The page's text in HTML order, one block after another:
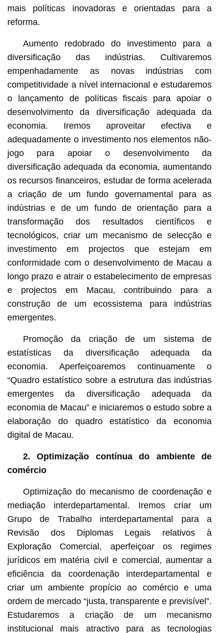
mais políticas inovadoras e orientadas para a
reforma.
Aumento redobrado do investimento para a
diversificação das indústrias. Cultivaremos
empenhadamente as novas indústrias com
competitividade a nível internacional e estudaremos
o lançamento de políticas fiscais para apoiar o
desenvolvimento da diversificação adequada da
economia. Iremos aproveitar efectiva e
adequadamente o investimento nos elementos não-
jogo para apoiar o desenvolvimento da
diversificação adequada da economia, aumentando
os recursos financeiros, estudar de forma acelerada
a criação de um fundo governamental para as
indústrias e de um fundo de orientação para a
transformação dos resultados científicos e
tecnológicos, criar um mecanismo de selecção e
investimento em projectos que estejam em
conformidade com o desenvolvimento de Macau a
longo prazo e atrair o estabelecimento de empresas
e projectos em Macau, contribuindo para a
construção de um ecossistema para indústrias
emergentes.
Promoção da criação de um sistema de
estatísticas da diversificação adequada da
economia. Aperfeiçoaremos continuamente o
“Quadro estatístico sobre a estrutura das indústrias
emergentes da diversificação adequada da
economia de Macau” e iniciaremos o estudo sobre a
elaboração do quadro estatístico da economia
digital de Macau.
2. Optimização contínua do ambiente de
comércio
Optimização do mecanismo de coordenação e
mediação interdepartamental. Iremos criar um
Grupo de Trabalho interdepartamental para a
Revisão dos Diplomas Legais relativos à
Exploração Comercial, aperfeiçoar os regimes
jurídicos em matéria civil e comercial, aumentar a
eficiência da coordenação interdepartamental e
criar um ambiente propício ao comércio e uma
ordem de mercado “justa, transparente e previsível”.
Estudaremos a criação de um mecanismo
institucional mais atractivo para as tecnologias